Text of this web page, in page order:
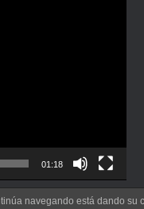
01:18
navegando está dando